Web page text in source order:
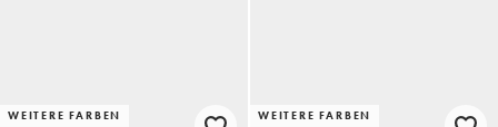
WEITERE FARBEN WEITERE FARBEN